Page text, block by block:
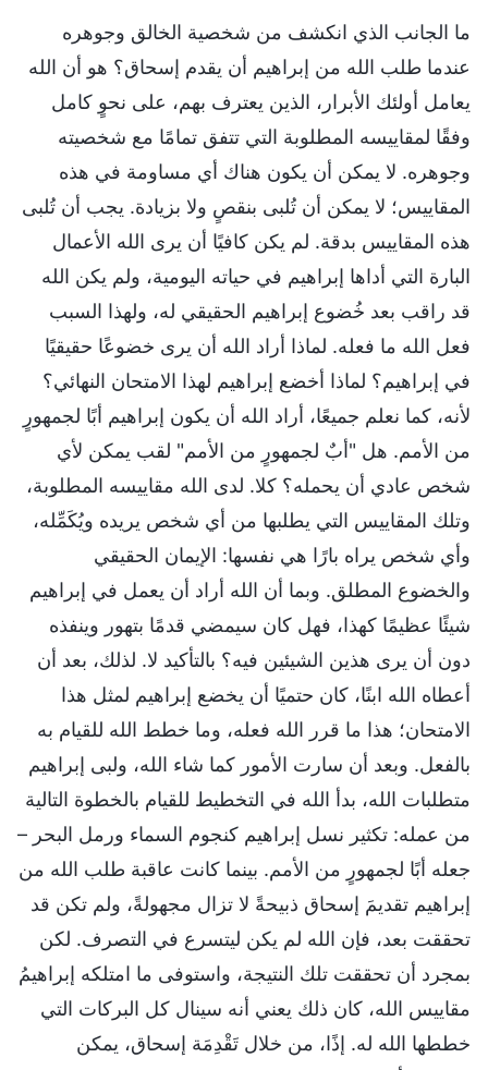
ما الجانب الذي انكشف من شخصية الخالق وجوهره
عندما طلب الله من إبراهيم أن يقدم إسحاق؟ هو أن الله
يعامل أولئك الأبرار، الذين يعترف بهم، على نحوٍ كامل
وفقًا لمقاييسه المطلوبة التي تتفق تمامًا مع شخصيته
وجوهره. لا يمكن أن يكون هناك أي مساومة في هذه
المقاييس؛ لا يمكن أن تُلبى بنقصٍ ولا بزيادة. يجب أن تُلبى
هذه المقاييس بدقة. لم يكن كافيًا أن يرى الله الأعمال
البارة التي أداها إبراهيم في حياته اليومية، ولم يكن الله
قد راقب بعد خُضوع إبراهيم الحقيقي له، ولهذا السبب
فعل الله ما فعله. لماذا أراد الله أن يرى خضوعًا حقيقيًا
في إبراهيم؟ لماذا أخضع إبراهيم لهذا الامتحان النهائي؟
لأنه، كما نعلم جميعًا، أراد الله أن يكون إبراهيم أبًا لجمهورٍ
من الأمم. هل "أبٌ لجمهورٍ من الأمم" لقب يمكن لأي
شخص عادي أن يحمله؟ كلا. لدى الله مقاييسه المطلوبة،
وتلك المقاييس التي يطلبها من أي شخص يريده ويُكَمِّله،
وأي شخص يراه بارًا هي نفسها: الإيمان الحقيقي
والخضوع المطلق. وبما أن الله أراد أن يعمل في إبراهيم
شيئًا عظيمًا كهذا، فهل كان سيمضي قدمًا بتهور وينفذه
دون أن يرى هذين الشيئين فيه؟ بالتأكيد لا. لذلك، بعد أن
أعطاه الله ابنًا، كان حتميًا أن يخضع إبراهيم لمثل هذا
الامتحان؛ هذا ما قرر الله فعله، وما خطط الله للقيام به
بالفعل. وبعد أن سارت الأمور كما شاء الله، ولبى إبراهيم
متطلبات الله، بدأ الله في التخطيط للقيام بالخطوة التالية
من عمله: تكثير نسل إبراهيم كنجوم السماء ورمل البحر –
جعله أبًا لجمهورٍ من الأمم. بينما كانت عاقبة طلب الله من
إبراهيم تقديمَ إسحاق ذبيحةً لا تزال مجهولةً، ولم تكن قد
تحققت بعد، فإن الله لم يكن ليتسرع في التصرف. لكن
بمجرد أن تحققت تلك النتيجة، واستوفى ما امتلكه إبراهيمُ
مقاييس الله، كان ذلك يعني أنه سينال كل البركات التي
خططها الله له. إذًا، من خلال تَقْدِمَة إسحاق، يمكن